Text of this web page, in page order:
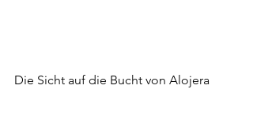
Die Sicht auf die Bucht von Alojera